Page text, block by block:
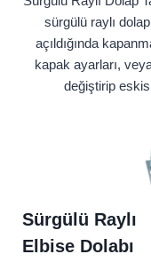
sürgülü raylı
açıldığında
kapak ayarları,
değiştirip
Sürgülü Raylı
Elbise Dolabı